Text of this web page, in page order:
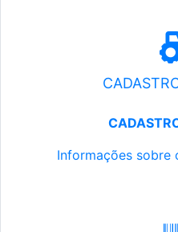
Informações sobre